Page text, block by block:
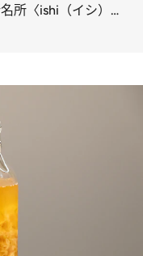
所〈ishi（イシ）〉